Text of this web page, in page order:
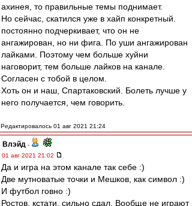
ахинея, то правильные темы поднимает.
Но сейчас, скатился уже в хайп конкретный.
постоянно подчеркивает, что он не
ангажирован, но ни фига. По уши ангажирован
лайками. Поэтому чем больше хуйни
наговорит, тем больше лайков на канале.
Согласен с тобой в целом.
Хоть он и наш, Спартаковский. Болеть лучше у
него получается, чем говорить.
Редактировалось 01 авг 2021 21:24
Влэйд -
01 авг 2021 21:02
Да и игра на этом канале так себе :)
Две мутноватые точки и Мешков, как символ :)
И футбол говно :)
Ростов, кстати, сильно сдал. Вообще не играют